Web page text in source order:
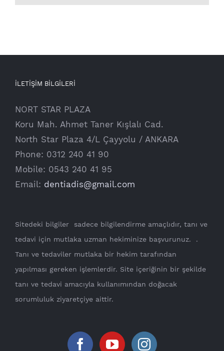
İLETİŞİM BİLGİLERİ
NORT STAR PLAZA
Koru Mah. Ahmet Taner Kışlalı Cad.
North Star Plaza 4/L Çayyolu / ANKARA
Phone: 0312 240 41 90
Mobile: 0543 240 41 95
Email: dentiadis@gmail.com
Sitedeki bilgiler sadece bilgilendirme amaçlıdır, tanı ve
tedavi için mutlaka uzman hekiminize başvurunuz. .
Tanı ve tedaviler mutlaka bir hekim tarafından
yapılması gereken işlemlerdir. Site içeriğinin bir şekilde
tanı ve tedavi amacıyla kullanımından doğacak
sorumluluk ziyaretçiye aittir.